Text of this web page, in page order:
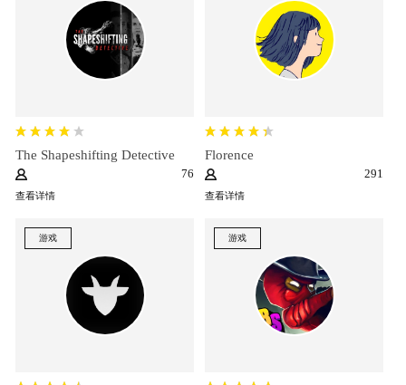
The Shapeshifting Detective
76
查看详情
Florence
291
查看详情
游戏 游戏